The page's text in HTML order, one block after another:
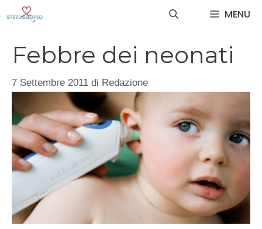
MENU
Febbre dei neonati
7 Settembre 2011 di Redazione